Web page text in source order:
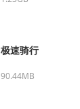
极速骑行
90.44MB